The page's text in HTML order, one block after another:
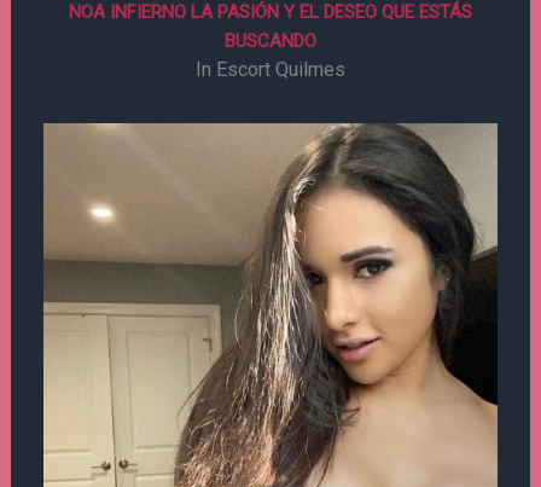
NOA INFIERNO LA PASIÓN Y EL DESEO QUE ESTÁS
BUSCANDO
In Escort Quilmes